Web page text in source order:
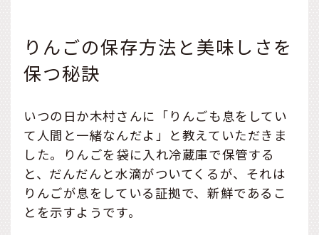
りんごの保存方法と美味しさを
保つ秘訣
いつの日か木村さんに「りんごも息をしてい
て人間と一緒なんだよ」と教えていただきま
した。りんごを袋に入れ冷蔵庫で保管する
と、だんだんと水滴がついてくるが、それは
りんごが息をしている証拠で、新鮮であるこ
とを示すようです。